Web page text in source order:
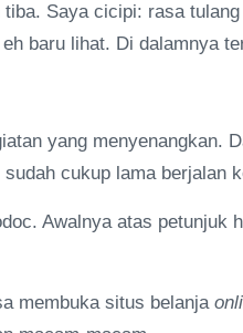
Saya cicipi: rasa
baru lihat. Di dalamnya
yang menyenangkan.
cukup lama berjalan
Awalnya atas petunjuk
membuka situs belanja